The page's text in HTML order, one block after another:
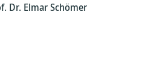
Dr. Elmar Schömer